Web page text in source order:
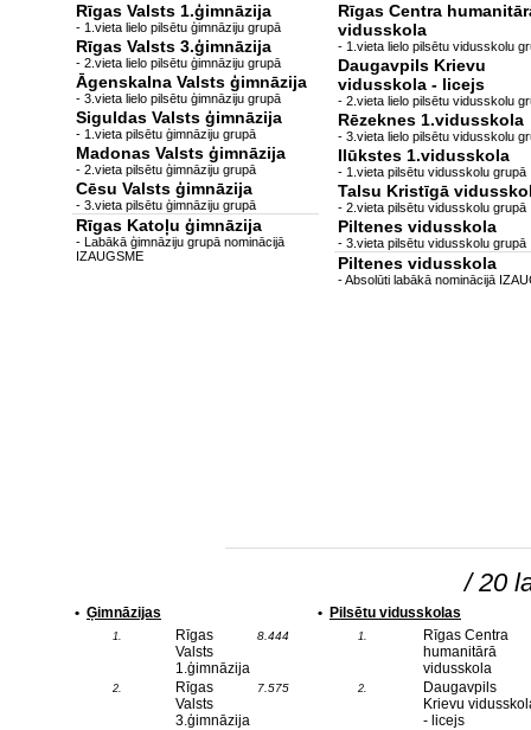
Rīgas Valsts 1.ģimnāzija
- 1.vieta lielo pilsētu ģimnāziju grupā
Rīgas Valsts 3.ģimnāzija
- 2.vieta lielo pilsētu ģimnāziju grupā
Āgenskalna Valsts ģimnāzija
- 3.vieta lielo pilsētu ģimnāziju grupā
Siguldas Valsts ģimnāzija
- 1.vieta pilsētu ģimnāziju grupā
Madonas Valsts ģimnāzija
- 2.vieta pilsētu ģimnāziju grupā
Cēsu Valsts ģimnāzija
- 3.vieta pilsētu ģimnāziju grupā
Rīgas Katoļu ģimnāzija
- Labākā ģimnāziju grupā nominācijā
IZAUGSME
Rīgas Centra
vidusskola
- 1.vieta lielo pilsētu vidusskolu
Daugavpils Krievu
vidusskola - licejs
- 2.vieta lielo pilsētu vidusskolu
Rēzeknes 1.vidusskola
- 3.vieta lielo pilsētu vidusskolu
Ilūkstes 1.vidusskola
- 1.vieta pilsētu vidusskolu grupā
Talsu Kristīgā
- 2.vieta pilsētu vidusskolu grupā
Piltenes vidusskola
- 3.vieta pilsētu vidusskolu grupā
Piltenes vidusskola
- Absolūti labākā nominācijā
/ 20
• Ģimnāzijas
1.
Rīgas
Valsts
1.ģimnāzija
8.444
2.
Rīgas
Valsts
3.ģimnāzija
7.575
• Pilsētu vidusskolas
1.
Rīgas Centra
humanitārā
vidusskola
2.
Daugavpils
Krievu
- licejs